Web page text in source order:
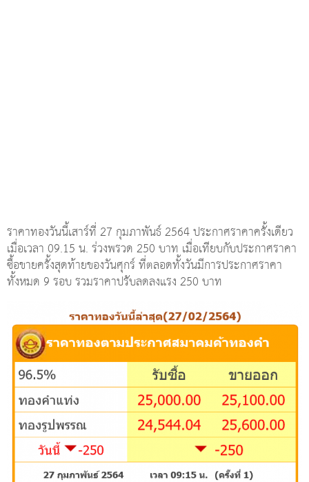
ราคาทองวันนี้เสาร์ที่ 27 กุมภาพันธ์ 2564 ประกาศราคาครั้งเดียว
เมื่อเวลา 09.15 น. ร่วงพรวด 250 บาท เมื่อเทียบกับประกาศราคา
ซื้อขายครั้งสุดท้ายของวันศุกร์ ที่ตลอดทั้งวันมีการประกาศราคา
ทั้งหมด 9 รอบ รวมราคาปรับลดลงแรง 250 บาท